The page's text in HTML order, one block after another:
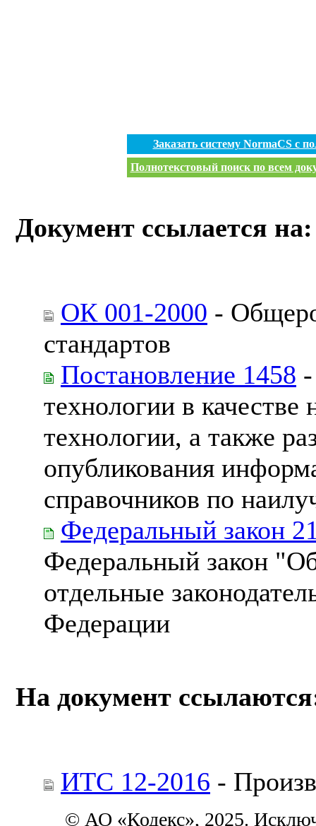
Заказать систему NormaCS с
Полнотекстовый поиск по всем
Документ ссылается на:
ОК 001-2000 -
стандартов
Постановление 1458
технологии в
технологии, а также
опубликования
справочников по
Федеральный закон
Федеральный закон
отдельные
Федерации
На документ
ИТС 12-2016 -
© АО «Кодекс», 2025.